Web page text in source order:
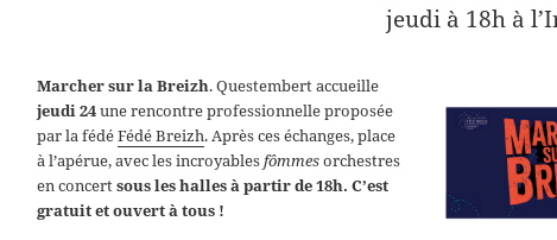
jeudi à 18h à
Marcher sur la Breizh. Questembert accueille
jeudi 24une rencontre professionnelle proposée
par la fédéFédé Breizh. Après ces échanges, place
à l’apérue, avec les incroyablesfômmesorchestres
en concertsous les halles à partir de 18h. C’est
gratuit et ouvert à tous !